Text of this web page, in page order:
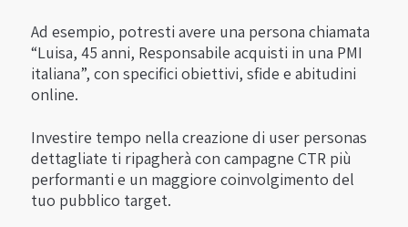
Ad esempio, potresti avere una persona chiamata
“Luisa, 45 anni, Responsabile acquisti in una PMI
italiana”, con specifici obiettivi, sfide e abitudini
online.
Investire tempo nella creazione di user personas
dettagliate ti ripagherà con campagne CTR più
performanti e un maggiore coinvolgimento del
tuo pubblico target.